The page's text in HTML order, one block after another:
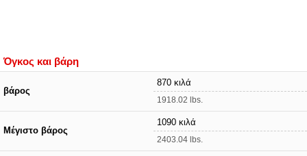
Όγκος και βάρη
βάρος
870 κιλά
1918.02 lbs.
Μέγιστο βάρος
1090 κιλά
2403.04 lbs.